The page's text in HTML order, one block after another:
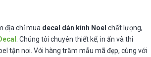
địa chỉ mua decal dán kính Noel chất lượng,
. Chúng tôi chuyên thiết kế, in ấn và thi
tận nơi. Với hàng trăm mẫu mã đẹp, cùng với